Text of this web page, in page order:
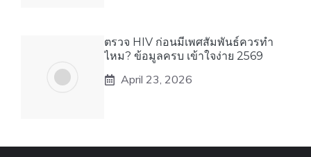
ตรวจ HIV ก่อนมีเพศสัมพันธ์ควรทำ
ไหม? ข้อมูลครบ เข้าใจง่าย 2569
April 23, 2026